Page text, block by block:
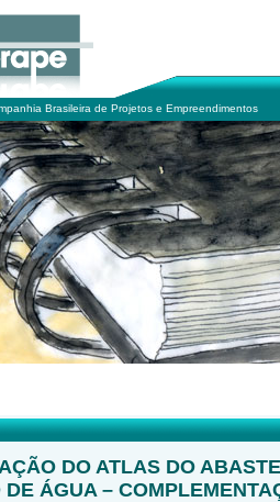
Brasileira de Projetos e Empreendimentos
DO ATLAS DO
DE ÁGUA –